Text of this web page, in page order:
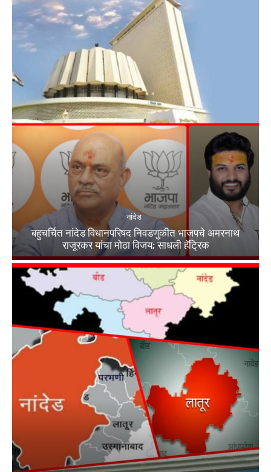
नांदेड
बहुचर्चित नांदेड विधानपरिषद निवडणुकीत भाजपचे अमरनाथ
राजूरकर यांचा मोठा विजय; साधली हॅट्रिक